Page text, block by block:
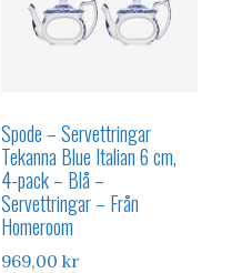
Spode – Servettringar
Tekanna Blue Italian 6 cm,
4-pack – Blå –
Servettringar – Från
Homeroom
969,00kr